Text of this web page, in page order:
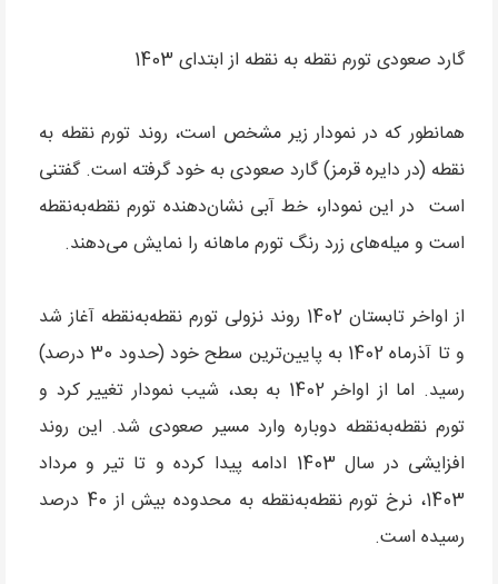
گارد صعودی تورم نقطه به نقطه از ابتدای 1403
همانطور که در نمودار زیر مشخص است، روند تورم نقطه به
نقطه (در دایره قرمز) گارد صعودی به خود گرفته است. گفتنی
است در این نمودار، خط آبی نشان‌دهنده تورم نقطه‌به‌نقطه
است و میله‌های زرد رنگ تورم ماهانه را نمایش می‌دهند.
از اواخر تابستان 1402 روند نزولی تورم نقطه‌به‌نقطه آغاز شد
و تا آذرماه 1402 به پایین‌ترین سطح خود (حدود 30 درصد)
رسید. اما از اواخر 1402 به بعد، شیب نمودار تغییر کرد و
تورم نقطه‌به‌نقطه دوباره وارد مسیر صعودی شد. این روند
افزایشی در سال 1403 ادامه پیدا کرده و تا تیر و مرداد
1403، نرخ تورم نقطه‌به‌نقطه به محدوده بیش از 40 درصد
رسیده است.